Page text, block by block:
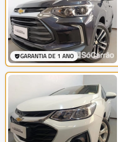
GARANTIA DE 1 ANO